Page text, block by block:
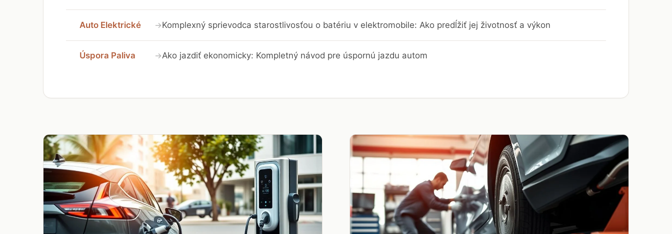
Auto Elektrické →Komplexný sprievodca starostlivosťou o batériu v elektromobile: Ako predĺžiť jej životnosť a výkon
Úspora Paliva →Ako jazdiť ekonomicky: Kompletný návod pre úspornú jazdu autom